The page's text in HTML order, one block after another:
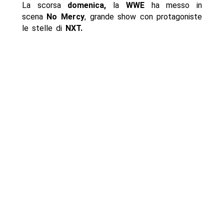
La scorsa domenica, la WWEha messo in
scenaNo Mercy, grande show con protagoniste
le stelle di NXT.